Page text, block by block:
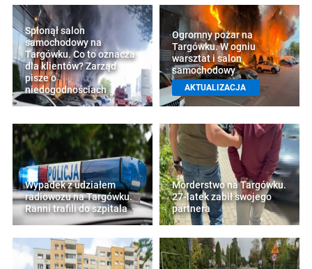
Spłonął salon
samochodowy na
Targówku. Co to oznacza
dla klientów? Zarząd
pisze o
niedogodnościach
Ogromny pożar na
Targówku. W ogniu
warsztat i salon
samochodowy
AKTUALIZACJA
Wypadek z udziałem
radiowozu na Targówku.
Ranni trafili do szpitala
Morderstwo na Targówku.
27-latek zabił swojego
partnera